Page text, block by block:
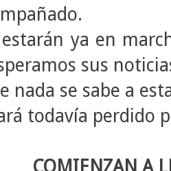
ya en
sus
se sabe a esta
todavía perdido
COMIENZAN A